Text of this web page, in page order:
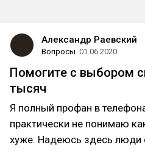
Александр Раевский
Вопросы 01.06.2020
Помогите с выбором
тысяч
Я полный профан в
практически не понимаю
хуже. Надеюсь здесь люди